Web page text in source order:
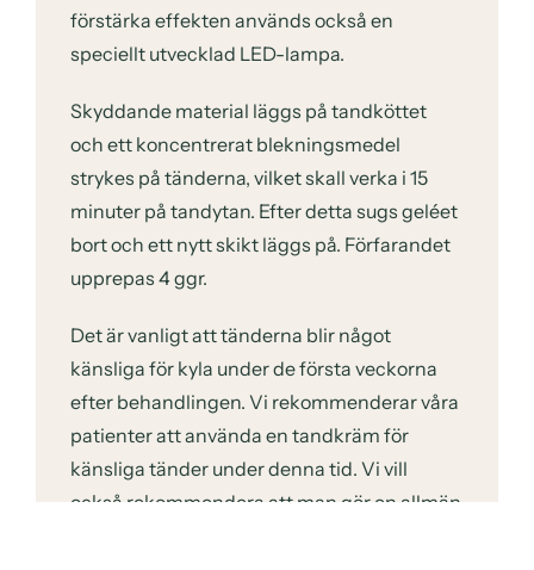
förstärka effekten används också en
speciellt utvecklad LED-lampa.
Skyddande material läggs på tandköttet
och ett koncentrerat blekningsmedel
strykes på tänderna, vilket skall verka i 15
minuter på tandytan. Efter detta sugs geléet
bort och ett nytt skikt läggs på. Förfarandet
upprepas 4 ggr.
Det är vanligt att tänderna blir något
känsliga för kyla under de första veckorna
efter behandlingen. Vi rekommenderar våra
patienter att använda en tandkräm för
känsliga tänder under denna tid. Vi vill
också rekommendera att man gör en allmän